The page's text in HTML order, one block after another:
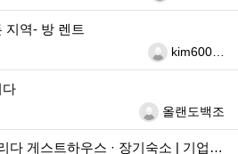
지역- 방 렌트
등록자kim600…
등록자올랜도백조
다 게스트하우스 · 장기숙소 | 기업…